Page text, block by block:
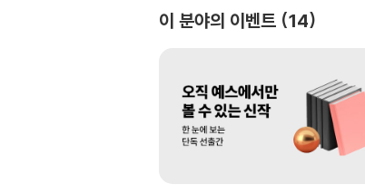
이 분야의 이벤트 14